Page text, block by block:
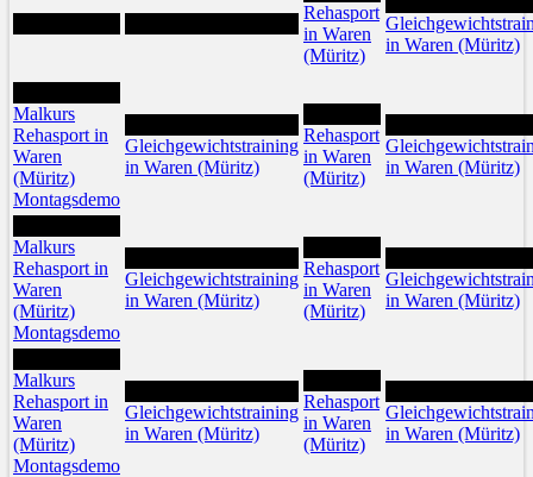
Rehasport
in Waren
(Müritz)
in Waren (Müritz)
Malkurs
Rehasport in
Waren
(Müritz)
Montagsdemo
Gleichgewichtstraining
in Waren (Müritz)
Rehasport
in Waren
(Müritz)
in Waren (Müritz)
Malkurs
Rehasport in
Waren
(Müritz)
Montagsdemo
Gleichgewichtstraining
in Waren (Müritz)
Rehasport
in Waren
(Müritz)
in Waren (Müritz)
Malkurs
Rehasport in
Waren
(Müritz)
Montagsdemo
Gleichgewichtstraining
in Waren (Müritz)
Rehasport
in Waren
(Müritz)
in Waren (Müritz)